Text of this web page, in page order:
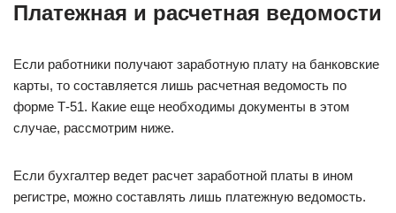
Платежная и расчетная ведомости
Если работники получают заработную плату на банковские
карты, то составляется лишь расчетная ведомость по
форме Т-51. Какие еще необходимы документы в этом
случае, рассмотрим ниже.
Если бухгалтер ведет расчет заработной платы в ином
регистре, можно составлять лишь платежную ведомость.